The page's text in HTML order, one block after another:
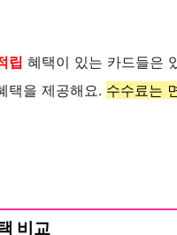
립 혜택이 있는 카드들은
택을 제공해요. 수수료는
비교